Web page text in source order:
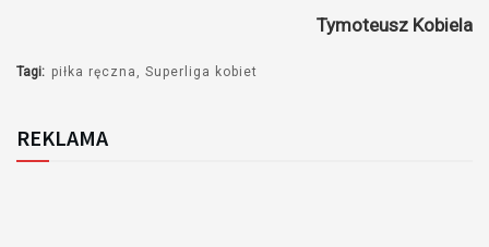
Tymoteusz Kobiela
Tagi: piłka ręczna Superliga kobiet
REKLAMA